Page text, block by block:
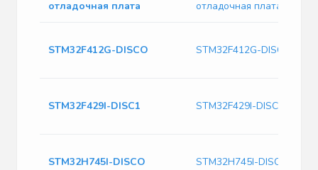
отладочная плата отладочная плата
STM32F412G-DISCO STM32F412G-DISCO
STM32F429I-DISC1 STM32F429I-DISC1
STM32H745I-DISCO STM32H745I-DISCO